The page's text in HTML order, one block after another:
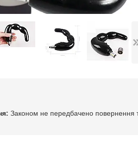
Законом не передбачено повернення